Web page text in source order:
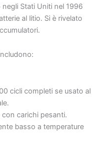
Stati Uniti nel 1996
al litio. Si è rivelato
cicli completi se usato al
carichi pesanti.
basso a temperature